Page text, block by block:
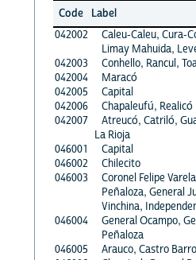
Code
Label
042002
Caleu-Caleu, Cura-
Limay Mahuida,
042003
Conhello, Rancul,
042004
Maracó
042005
Capital
042006
Chapaleufú, Realicó
042007
Atreucó, Catriló,
La Rioja
046001
Capital
046002
Chilecito
046003
Coronel Felipe
Peñaloza, General
Vinchina,
046004
General Ocampo,
Peñaloza
046005
Arauco, Castro